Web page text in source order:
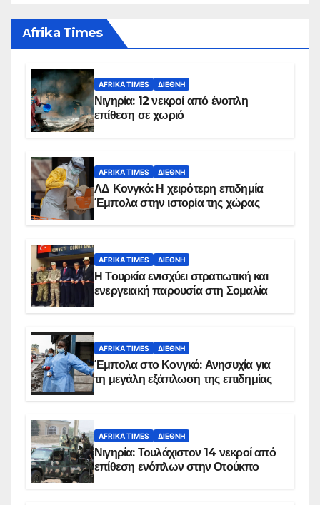
Αfrika Times
AFRIKA TIMES ΔΙΕΘΝΉ
Νιγηρία: 12 νεκροί από ένοπλη
επίθεση σε χωριό
AFRIKA TIMES ΔΙΕΘΝΉ
ΛΔ Κονγκό: Η χειρότερη επιδημία
Έμπολα στην ιστορία της χώρας
AFRIKA TIMES ΔΙΕΘΝΉ
Η Τουρκία ενισχύει στρατιωτική και
ενεργειακή παρουσία στη Σομαλία
AFRIKA TIMES ΔΙΕΘΝΉ
Έμπολα στο Κονγκό: Ανησυχία για
τη μεγάλη εξάπλωση της επιδημίας
AFRIKA TIMES ΔΙΕΘΝΉ
Νιγηρία: Τουλάχιστον 14 νεκροί από
επίθεση ενόπλων στην Οτούκπο